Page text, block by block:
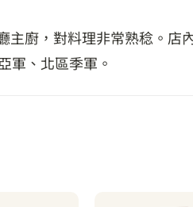
廚，對料理非常熟稔。
軍、北區季軍。